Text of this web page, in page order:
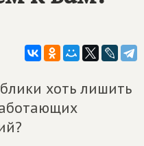
хоть лишить